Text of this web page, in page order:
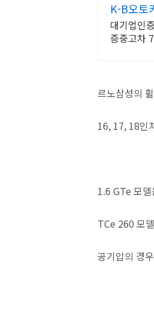
K-B오토
대기업인
증중고차
르노삼성의
16, 17, 18인
1.6 GTe 모
TCe 260 모
공기압의 경